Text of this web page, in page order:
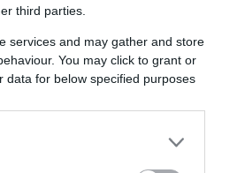
third parties.
services and may gather and store
You may click to grant or
data for below specified purposes
üresben